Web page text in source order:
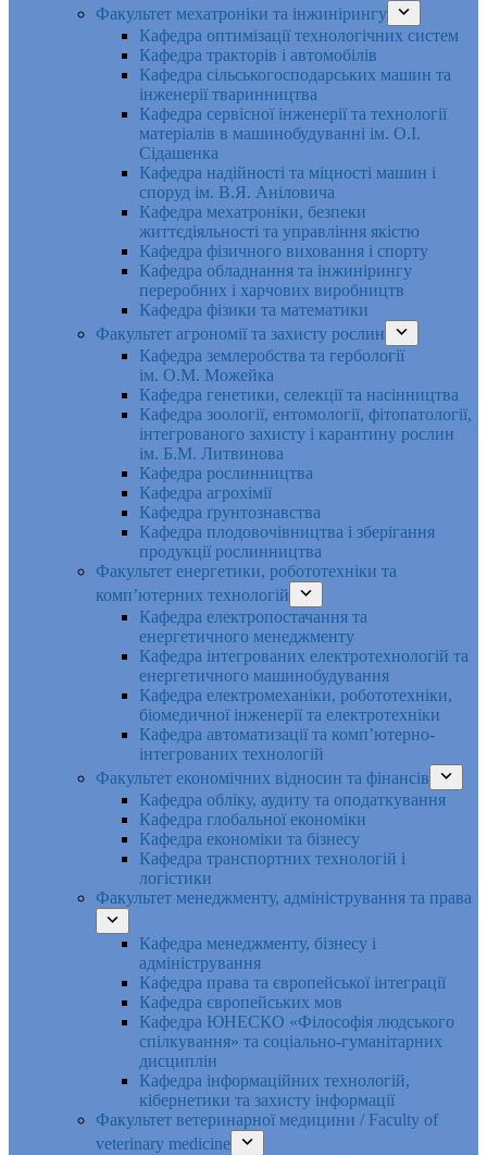
Факультет мехатроніки та інжинірингу
Кафедра оптимізації технологічних систем
Кафедра тракторів і автомобілів
Кафедра сільськогосподарських машин та
інженерії тваринництва
Кафедра cервісної інженерії та технології
матеріалів в машинобудуванні ім. О.І.
Сідашенка
Кафедра надійності та міцності машин і
споруд ім. В.Я. Аніловича
Кафедра мехатроніки, безпеки
життєдіяльності та управління якістю
Кафедра фізичного виховання і спорту
Кафедра обладнання та інжинірингу
переробних і харчових виробництв
Кафедра фізики та математики
Факультет агрономії та захисту рослин
Кафедра землеробства та гербології
ім. О.М. Можейка
Кафедра генетики, селекції та насінництва
Кафедра зоології, ентомології, фітопатології,
інтегрованого захисту і карантину рослин
ім. Б.М. Литвинова
Кафедра рослинництва
Кафедра агрохімії
Кафедра ґрунтознавства
Кафедра плодовочівництва і зберігання
продукції рослинництва
Факультет енергетики, робототехніки та
комп’ютерних технологій
Кафедра електропостачання та
енергетичного менеджменту
Кафедра інтегрованих електротехнологій та
енергетичного машинобудування
Кафедра електромеханіки, робототехніки,
біомедичної інженерії та електротехніки
Кафедра автоматизації та комп’ютерно-
інтегрованих технологій
Факультет економічних відносин та фінансів
Кафедра обліку, аудиту та оподаткування
Кафедра глобальної економіки
Кафедра економіки та бізнесу
Кафедра транспортних технологій і
логістики
Факультет менеджменту, адміністрування та права
Кафедра менеджменту, бізнесу і
адміністрування
Кафедра права та європейської інтеграції
Кафедра європейських мов
Кафедра ЮНЕСКО «Філософія людського
спілкування» та соціально-гуманітарних
дисциплін
Кафедра інформаційних технологій,
кібернетики та захисту інформації
Факультет ветеринарної медицини / Faculty of
veterinary medicine